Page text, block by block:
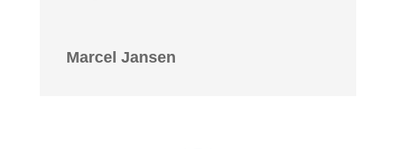
Marcel Jansen